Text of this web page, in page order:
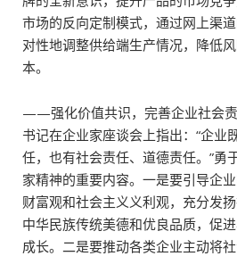
市场的反向定制模式，通过网上渠
对性地调整供给端生产情况，降低
本。
——强化价值共识，完善企业社会
书记在企业家座谈会上指出：“企业
任，也有社会责任、道德责任。”勇
家精神的重要内容。一是要引导企业
财富观和社会主义义利观，充分发
中华民族传统美德和优良品质，促
成长。二是要推动各类企业主动将